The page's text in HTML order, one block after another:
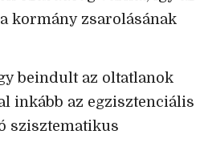
kormány zsarolásának
beindult az oltatlanok
inkább az egzisztenciális
szisztematikus